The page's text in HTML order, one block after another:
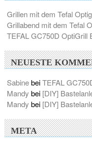
Grillen mit dem Tefal
Grillabend mit dem Tefal
TEFAL GC750D OptiGrill
NEUESTE
SabinebeiTEFAL
Mandy bei [DIY]
Mandy bei [DIY]
META